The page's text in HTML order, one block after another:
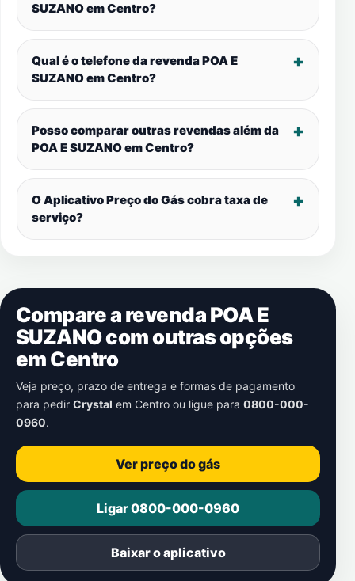
SUZANO emCentro?
Qual é o telefone da revenda POA E
SUZANO emCentro?
Posso comparar outras revendas além da
POA E SUZANO emCentro?
O Aplicativo Preço do Gás cobra taxa de
serviço?
Compare a revenda POA E
SUZANO com outras opções
emCentro
Veja preço, prazo de entrega e formas de pagamento
para pedir Crystal em Centro ou ligue para 0800-000-
0960.
Ver preço do gás
Ligar 0800-000-0960
Baixar o aplicativo